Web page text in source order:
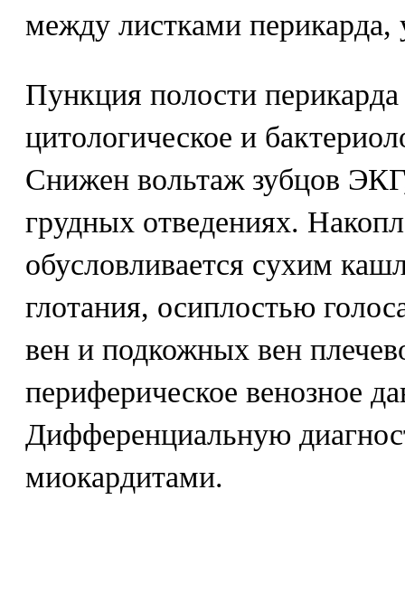
между листками перикарда,
Пункция полости
цитологическое и
Снижен вольтаж зубцов
грудных отведениях.
обусловливается сухим
глотания, осиплостью
вен и подкожных вен
периферическое венозное
Дифференциальную
миокардитами.